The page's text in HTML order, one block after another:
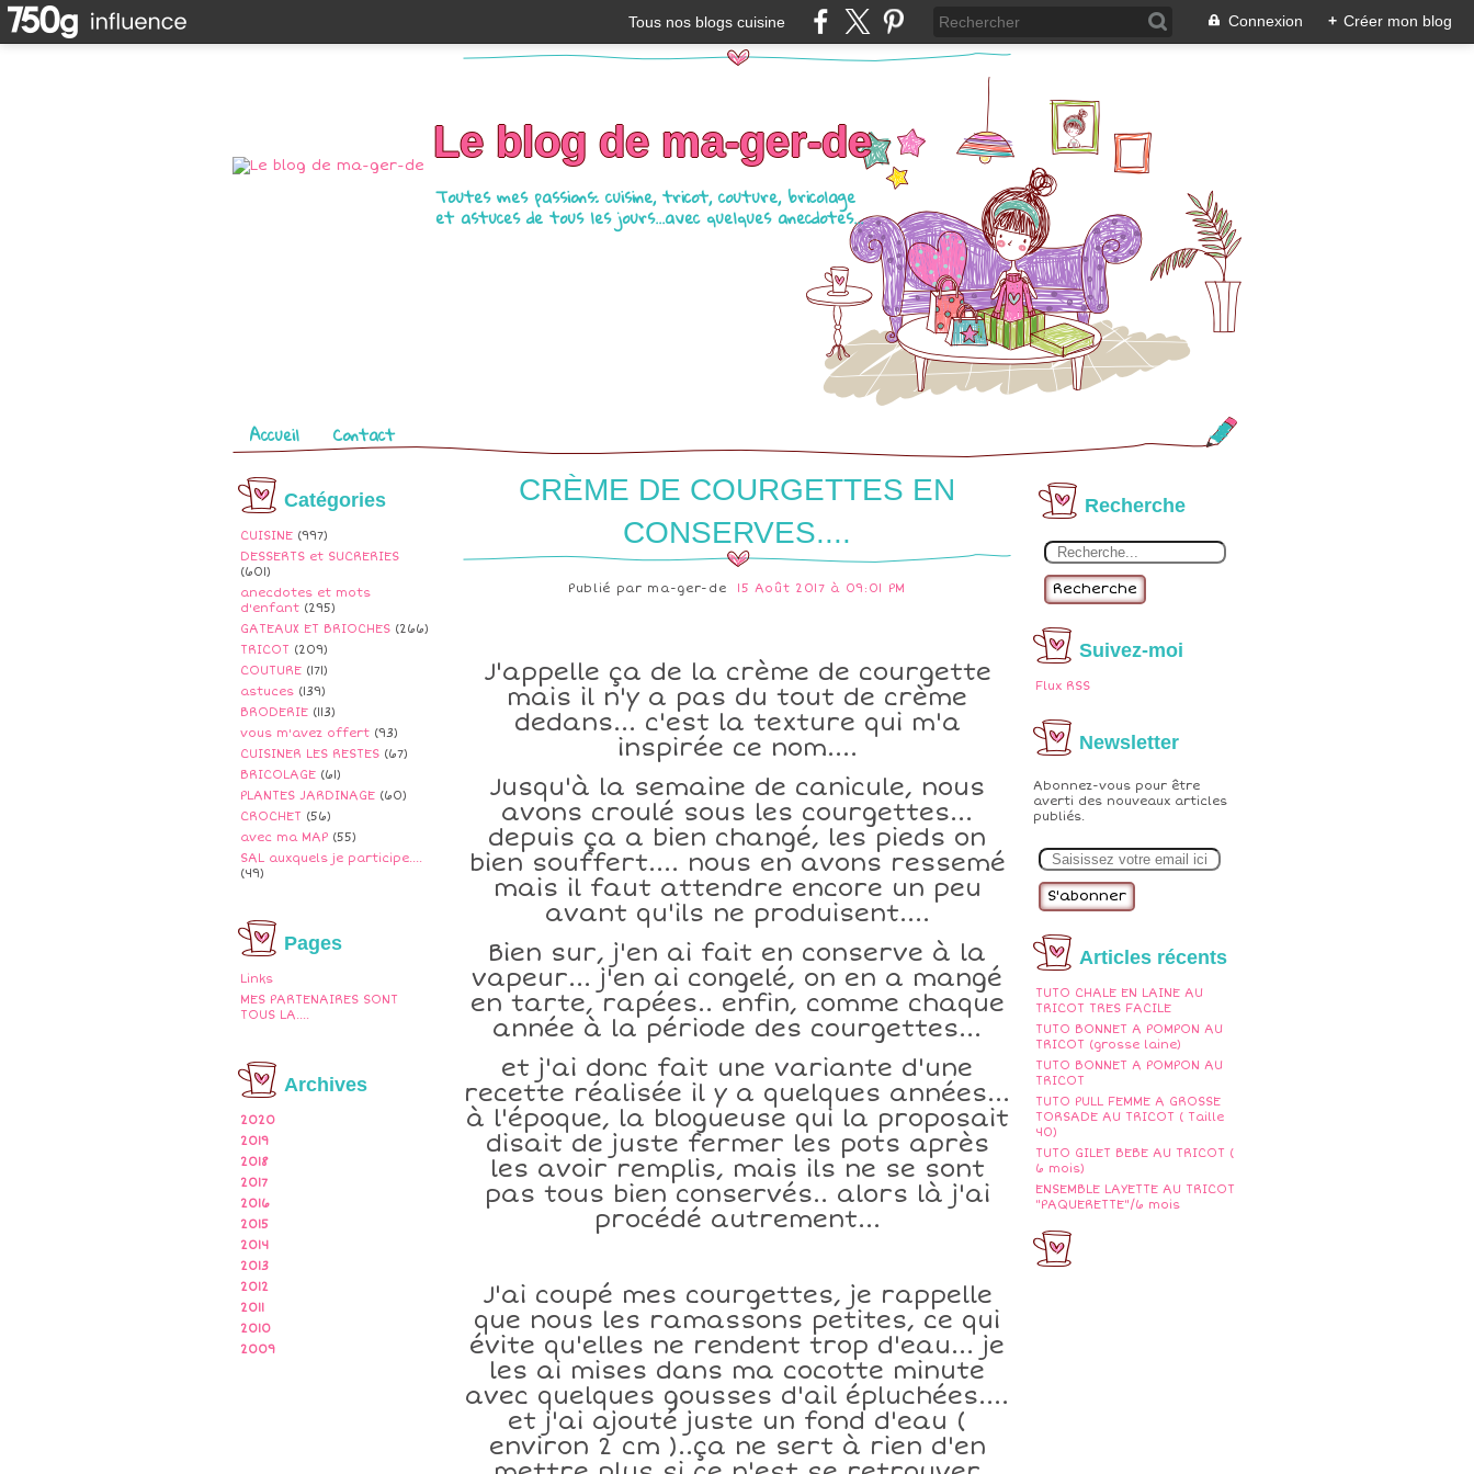
Tous nos blogs cuisine Connexion + Créer mon blog
Le blog de ma-ger-de
Toutes mes passions: cuisine, tricot, couture, bricolage
et astuces de tous les jours...avec quelques anecdotes...
Pages
Accueil Contact
Catégories
CUISINE (997)
DESSERTS et SUCRERIES
(601)
anecdotes et mots
d'enfant (295)
GATEAUX ET BRIOCHES (266)
TRICOT (209)
COUTURE (171)
astuces (139)
BRODERIE (113)
vous m'avez offert (93)
CUISINER LES RESTES (67)
BRICOLAGE (61)
PLANTES JARDINAGE (60)
CROCHET (56)
avec ma MAP (55)
SAL auxquels je participe....
(49)
Pages
Links
MES PARTENAIRES SONT
TOUS LA....
Archives
2020
2019
2018
2017
2016
2015
2014
2013
2012
2011
2010
2009
Recherche
Recherche
Suivez-moi
Flux RSS
Newsletter
Abonnez-vous pour être
averti des nouveaux articles
publiés.
m
Articles récents
TUTO CHALE EN LAINE AU
TRICOT TRES FACILE
TUTO BONNET A POMPON AU
TRICOT (grosse laine)
TUTO BONNET A POMPON AU
TRICOT
TUTO PULL FEMME A GROSSE
TORSADE AU TRICOT ( Taille
40)
TUTO GILET BEBE AU TRICOT (
6 mois)
ENSEMBLE LAYETTE AU TRICOT
"PAQUERETTE"/6 mois
CRÈME DE COURGETTES EN
CONSERVES....
Publié par ma-ger-de 15 Août 2017 à 09:01 PM
J'appelle ça de la crème de courgette
mais il n'y a pas du tout de crème
dedans... c'est la texture qui m'a
inspirée ce nom....
Jusqu'à la semaine de canicule, nous
avons croulé sous les courgettes...
depuis ça a bien changé, les pieds on
bien souffert.... nous en avons ressemé
mais il faut attendre encore un peu
avant qu'ils ne produisent....
Bien sur, j'en ai fait en conserve à la
vapeur... j'en ai congelé, on en a mangé
en tarte, rapées.. enfin, comme chaque
année à la période des courgettes...
et j'ai donc fait une variante d'une
recette réalisée il y a quelques années...
à l'époque, la blogueuse qui la proposait
disait de juste fermer les pots après
les avoir remplis, mais ils ne se sont
pas tous bien conservés.. alors là j'ai
procédé autrement...
J'ai coupé mes courgettes, je rappelle
que nous les ramassons petites, ce qui
évite qu'elles ne rendent trop d'eau... je
les ai mises dans ma cocotte minute
avec quelques gousses d'ail épluchées....
et j'ai ajouté juste un fond d'eau (
environ 2 cm )..ça ne sert à rien d'en